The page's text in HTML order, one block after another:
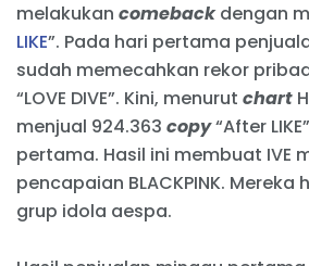
melakukan comebackdengan
LIKE”. Pada hari pertama
sudah memecahkan rekor
“LOVE DIVE”. Kini, menurut chart
menjual 924.363 copy“After
pertama. Hasil ini membuat IVE
pencapaian BLACKPINK. Mereka
grup idola aespa.